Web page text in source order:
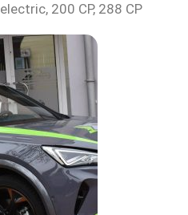
200 CP, 288 CP